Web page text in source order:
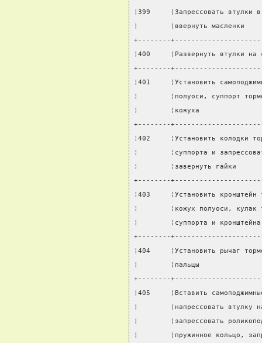
¦399     ¦Запрессовать
¦        ¦ввернуть
+--------
¦400     ¦Развернуть втулки
+--------
¦401     ¦Установить
¦        ¦полуоси, суппорт
¦        ¦кожуха
+--------
¦402     ¦Установить
¦        ¦суппорта и
¦        ¦завернуть
+--------
¦403     ¦Установить
¦        ¦кожух полуоси,
¦        ¦суппорта и
+--------
¦404     ¦Установить рычаг
¦        ¦пальцы
+--------
¦405     ¦Вставить
¦        ¦напрессовать
¦        ¦запрессовать
¦        ¦пружинное кольцо,